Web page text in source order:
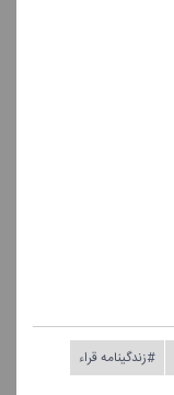
#زندگینامه قراء